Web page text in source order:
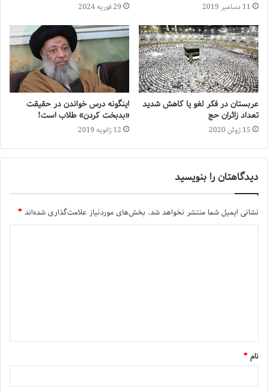
11 دسامبر 2019 29 فوریه 2024
عربستان در فکر لغو یا کاهش شدید
تعداد زائران حج
15 ژوئن 2020
اینگونه درس خواندن در حقیقت
«بدبخت کردن» طلاب است!
12 ژانویه 2019
دیدگاهتان را بنویسید
نشانی ایمیل شما منتشر نخواهد شد. بخش‌های موردنیاز علامت‌گذاری شده‌اند*
نام*